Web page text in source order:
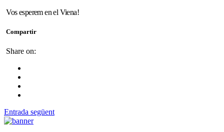
Vos esperem en el Viena!
Compartir
Share on:
Entrada següent